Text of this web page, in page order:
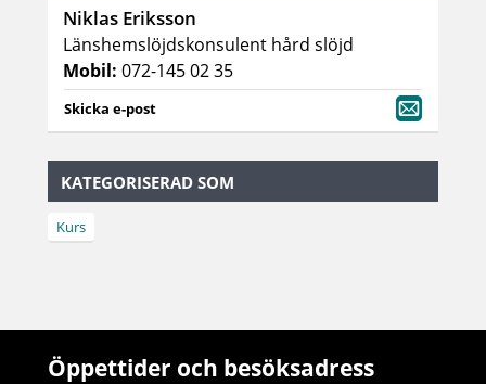
Niklas Eriksson
Länshemslöjdskonsulent hård slöjd
Mobil: 072-145 02 35
Skicka e-post
KATEGORISERAD SOM
Kurs
Öppettider och besöksadress